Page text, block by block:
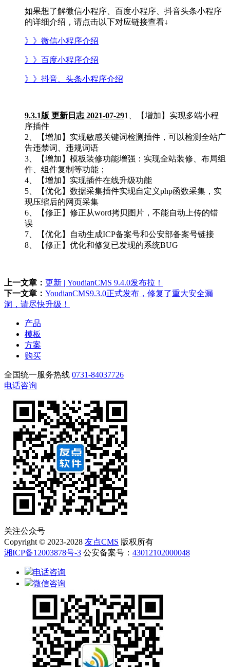
如果想了解微信小程序、百度小程序、抖音头条小程序
的详细介绍，请点击以下对应链接查看↓
》》微信小程序介绍
》》百度小程序介绍
》》抖音、头条小程序介绍
9.3.1版 更新日志 2021-07-291、【增加】实现多端小程
序插件
2、【增加】实现敏感关键词检测插件，可以检测全站广
告违禁词、违规词语
3、【增加】模板装修功能增强：实现全站装修、布局组
件、组件复制等功能；
4、【增加】实现插件在线升级功能
5、【优化】数据采集插件实现自定义php函数采集，实
现压缩后的网页采集
6、【修正】修正从word拷贝图片，不能自动上传的错
误
7、【优化】自动生成ICP备案号和公安部备案号链接
8、【修正】优化和修复已发现的系统BUG
上一文章： 更新 | YoudianCMS 9.4.0发布拉！
下一文章： YoudianCMS9.3.0正式发布，修复了重大安全漏
洞，请尽快升级！
产品
模板
方案
购买
全国统一服务热线 0731-84037726
电话咨询
关注公众号
Copyright © 2023-2028 友点CMS 版权所有
湘ICP备12003878号-3 公安备案号： 43012102000048
电话咨询
微信咨询